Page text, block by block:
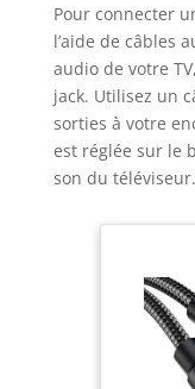
Pour connecter
l’aide de câbles
audio de votre
jack. Utilisez un
sorties à votre
est réglée sur le
son du téléviseur.